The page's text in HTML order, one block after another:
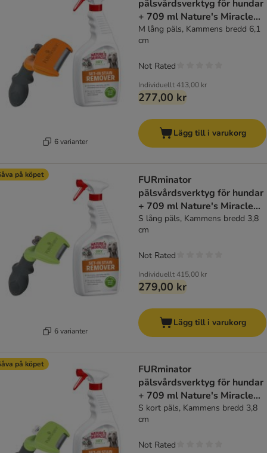
6 varianter
pälsvårdsverktyg för hundar
+ 709 ml Nature's Miracle
på köpet!
M lång päls, Kammens bredd 6,1
cm
Individuellt413,00 kr
277,00 kr
Not Rated
Lägg till i varukorg
på köpet
6 varianter
FURminator
pälsvårdsverktyg för hundar
+ 709 ml Nature's Miracle
på köpet!
S lång päls, Kammens bredd 3,8
cm
Individuellt415,00 kr
279,00 kr
Not Rated
Lägg till i varukorg
på köpet
FURminator
pälsvårdsverktyg för hundar
+ 709 ml Nature's Miracle
på köpet!
S kort päls, Kammens bredd 3,8
cm
Not Rated